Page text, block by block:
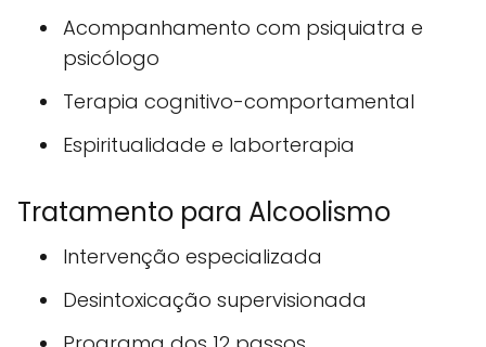
Acompanhamento com psiquiatra e
psicólogo
Terapia cognitivo-comportamental
Espiritualidade e laborterapia
Tratamento para Alcoolismo
Intervenção especializada
Desintoxicação supervisionada